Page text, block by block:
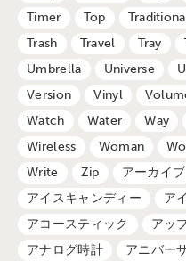
Timer
Top
Trash
Travel Tray
Umbrella
Universe
Version
Vinyl
Watch
Water Way
Wireless
Woman
Write
Zip アーカイブ
アイスキャンディー
ア
アコースティック
アッ
アナログ時計
アニバー